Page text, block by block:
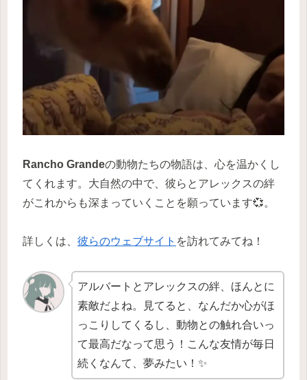
Rancho Grandeの動物たちの物語は、心を温かくし
てくれます。大自然の中で、彼らとアレックスの絆
がこれからも深まっていくことを願っています💞。
詳しくは、 彼らのウェブサイト を訪れてみてね！
アルバートとアレックスの絆、ほんとに
素敵だよね。見てると、なんだか心がほ
っこりしてくるし、動物との触れ合いっ
て最高だなって思う！こんな友情が毎日
続くなんて、夢みたい！✨